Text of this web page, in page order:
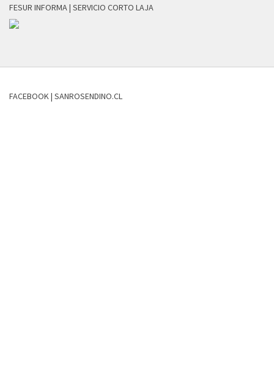
FESUR INFORMA | SERVICIO CORTO LAJA
FACEBOOK | SANROSENDINO.CL